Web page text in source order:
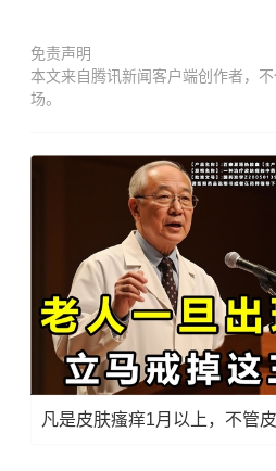
免责声明
本文来自腾讯新闻客户端创作者，
场。